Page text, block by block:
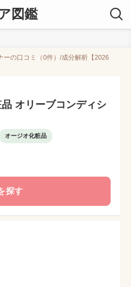
図鑑
ーの口コミ（0件）/成分解析【2026
オリーブコンディシ
オージオ化粧品
探す